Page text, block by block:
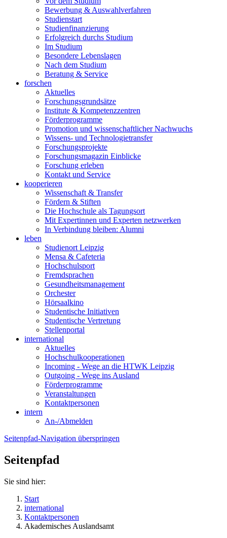
Bewerbung & Auswahlverfahren
Studienstart
Studienfinanzierung
Erfolgreich durchs Studium
Im Studium
Besondere Lebenslagen
Nach dem Studium
Beratung & Service
forschen
Aktuelles
Forschungsgrundsätze
Institute & Kompetenzzentren
Förderprogramme
Promotion und wissenschaftlicher Nachwuchs
Wissens- und Technologietransfer
Forschungsprojekte
Forschungsmagazin Einblicke
Forschung erleben
Kontakt und Service
kooperieren
Wissenschaft & Transfer
Fördern & Stiften
Die Hochschule als Tagungsort
Mit Expertinnen und Experten netzwerken
In Verbindung bleiben: Alumni
leben
Studienort Leipzig
Mensa & Cafeteria
Hochschulsport
Fremdsprachen
Gesundheitsmanagement
Orchester
Hörsaalkino
Studentische Initiativen
Studentische Vertretung
Stellenportal
international
Aktuelles
Hochschulkooperationen
Incoming - Wege an die HTWK Leipzig
Outgoing - Wege ins Ausland
Förderprogramme
Veranstaltungen
Kontaktpersonen
intern
An-/Abmelden
Seitenpfad-Navigation überspringen
Seitenpfad
Sie sind hier:
Start
international
Kontaktpersonen
Akademisches Auslandsamt